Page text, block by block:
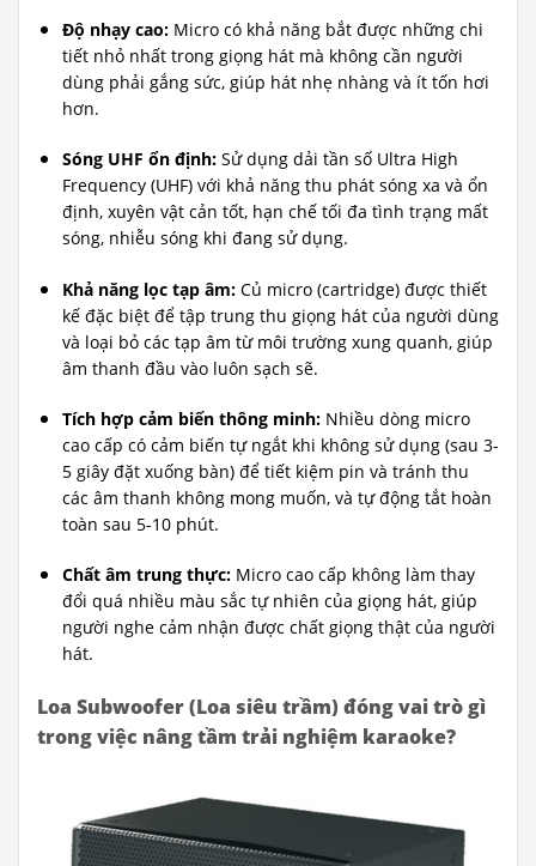
Độ nhạy cao:Micro có khả năng bắt được những chi
tiết nhỏ nhất trong giọng hát mà không cần người
dùng phải gắng sức, giúp hát nhẹ nhàng và ít tốn hơi
hơn.
Sóng UHF ổn định:Sử dụng dải tần số Ultra High
Frequency (UHF) với khả năng thu phát sóng xa và ổn
định, xuyên vật cản tốt, hạn chế tối đa tình trạng mất
sóng, nhiễu sóng khi đang sử dụng.
Khả năng lọc tạp âm:Củ micro (cartridge) được thiết
kế đặc biệt để tập trung thu giọng hát của người dùng
và loại bỏ các tạp âm từ môi trường xung quanh, giúp
âm thanh đầu vào luôn sạch sẽ.
Tích hợp cảm biến thông minh:Nhiều dòng micro
cao cấp có cảm biến tự ngắt khi không sử dụng (sau 3-
5 giây đặt xuống bàn) để tiết kiệm pin và tránh thu
các âm thanh không mong muốn, và tự động tắt hoàn
toàn sau 5-10 phút.
Chất âm trung thực:Micro cao cấp không làm thay
đổi quá nhiều màu sắc tự nhiên của giọng hát, giúp
người nghe cảm nhận được chất giọng thật của người
hát.
Loa Subwoofer (Loa siêu trầm) đóng vai trò gì
trong việc nâng tầm trải nghiệm karaoke?